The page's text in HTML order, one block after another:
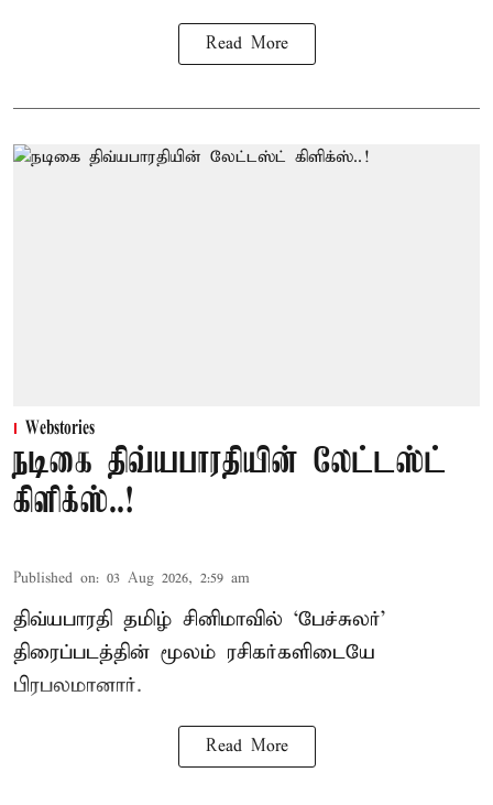
Read More
Webstories
நடிகை திவ்யபாரதியின் லேட்டஸ்ட்
கிளிக்ஸ்..!
Published on: 03 Aug 2026, 2:59 am
திவ்யபாரதி தமிழ் சினிமாவில் ‘பேச்சுலர்’
திரைப்படத்தின் மூலம் ரசிகர்களிடையே
பிரபலமானார்.
Read More